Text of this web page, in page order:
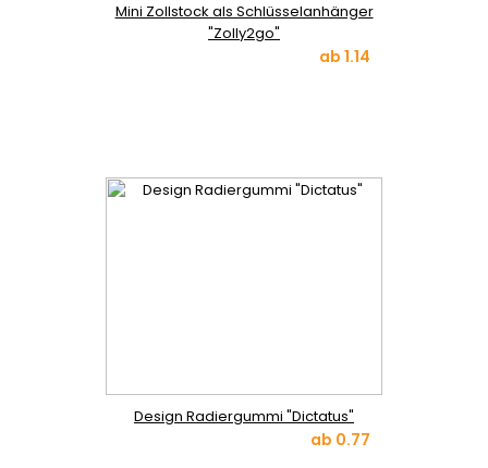
Mini Zollstock als Schlüsselanhänger
"Zolly2go"
ab 1.14
Design Radiergummi "Dictatus"
ab 0.77